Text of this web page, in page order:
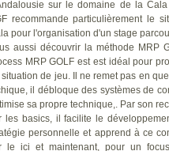
sur le domaine de la Cala
recommande particulièrement le
pour l'organisation d'un stage
aussi découvrir la méthode MRP
MRP GOLF est est idéal pour
de jeu. Il ne remet pas en
il débloque des systèmes de
sa propre technique,. Par son
les basics, il facilite le
personnelle et apprend à ce
le ici et maintenant, pour un